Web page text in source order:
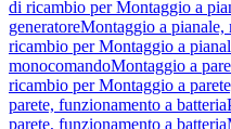
di ricambio per Montaggio a
generatoreMontaggio a pianale,
ricambio per Montaggio a
monocomandoMontaggio a
ricambio per Montaggio a
parete, funzionamento a batteria
parete, funzionamento a batteria